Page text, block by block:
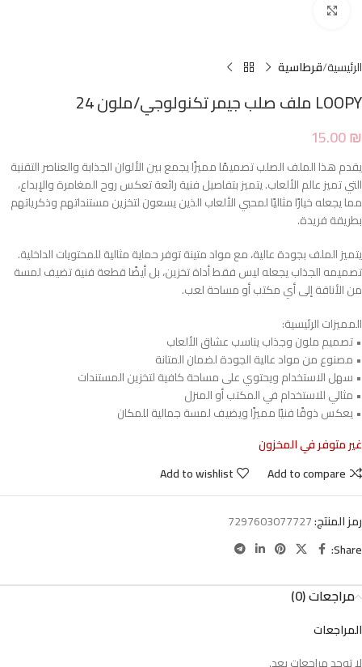
الرئيسية قرطاسية
LOOPY ملف صلب جيمر تكنولوجي/ملون 24
15.00₪
يقدم هذا الملف الصلب تصميمًا مميزًا يجمع بين الألوان الجذابة والعناصر التقنية
التي تميز عالم الألعاب. يتميز بتفاصيل فنية رائعة تعكس روح المغامرة والإبداع،
مما يجعله خيارًا مثاليًا لمحبي الألعاب الذين يسعون لتخزين مستنداتهم وذكرياتهم
بطريقة فريدة.
يتميز الملف بجودة عالية، مع مواد متينة توفر حماية مثالية للمحتويات الداخلية.
تصميمه الجذاب يجعله ليس فقط أداة تخزين، بل أيضًا قطعة فنية تضيف لمسة
من الأناقة إلى أي مكتب أو مساحة لعب.
المميزات الرئيسية:
• تصميم ملون وجذاب يناسب عشاق الألعاب
• مصنوع من مواد عالية الجودة لضمان المتانة
• سهل الاستخدام ويحتوي على مساحة كافية لتخزين المستندات
• مثالي للاستخدام في المكتب أو المنزل
• يعكس ذوقًا فنيًا مميزًا ويضيف لمسة جمالية للمكان
غير متوفر في المخزون
Add to compare
Add to wishlist
رمز المنتج:7297603077727
Share:
مراجعات (0)
المراجعات